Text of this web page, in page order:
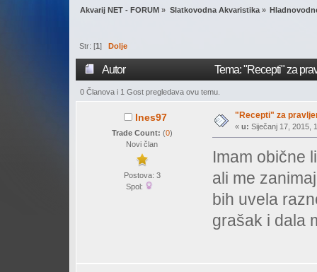
Akvarij NET - FORUM » Slatkovodna Akvaristika»
Str: [1] Dolje
Autor Tema: "Recepti" za
0 Članova i 1 Gost pregledava ovu temu.
Ines97
Trade Count: (0)
Novi član
Postova: 3
Spol:
"Recepti" za
« u: Siječanj 17, 2015,
Imam obične
ali me
bih uvela
grašak i dala